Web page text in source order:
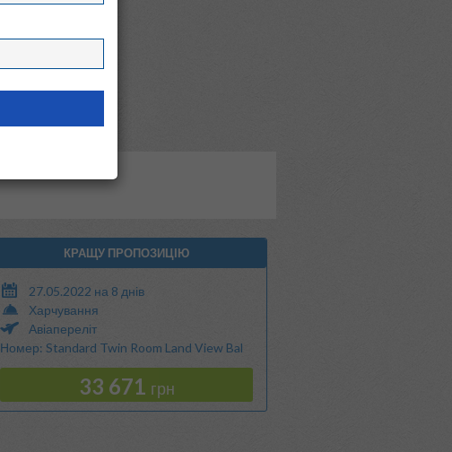
КРАЩУ ПРОПОЗИЦІЮ
27.05.2022 на 8 днів
Харчування
Авіапереліт
Номер: Standard Twin Room Land View Bal
33 671 грн